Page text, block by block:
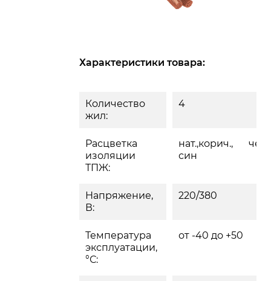
Характеристики товара:
Количество
жил:
4
Расцветка
изоляции
ТПЖ:
нат.,корич.,
син
Напряжение,
В:
220/380
Температура
эксплуатации,
°С:
от -40 до +50